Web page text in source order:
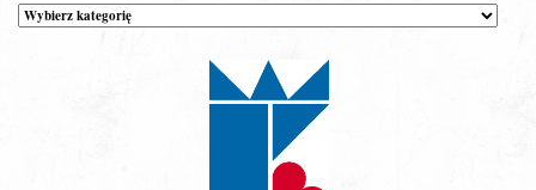
Kategorie
wpisów